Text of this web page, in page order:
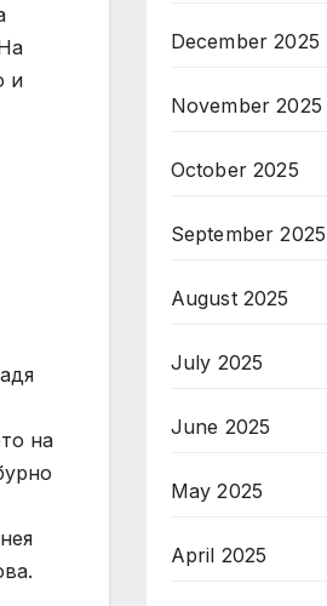
и
на
December 2025
November 2025
October 2025
September 2025
August 2025
July 2025
June 2025
May 2025
April 2025